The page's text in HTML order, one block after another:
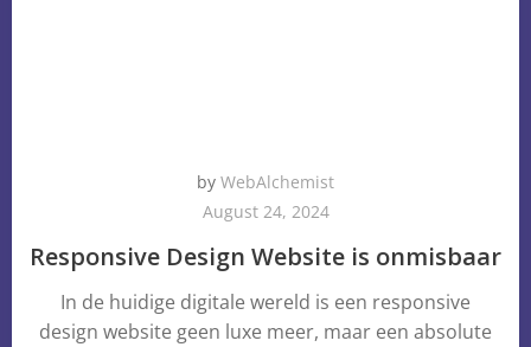
by WebAlchemist
August 24, 2024
Responsive Design Website is onmisbaar
In de huidige digitale wereld is een responsive
design website geen luxe meer, maar een absolute